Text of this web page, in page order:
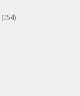
(154)